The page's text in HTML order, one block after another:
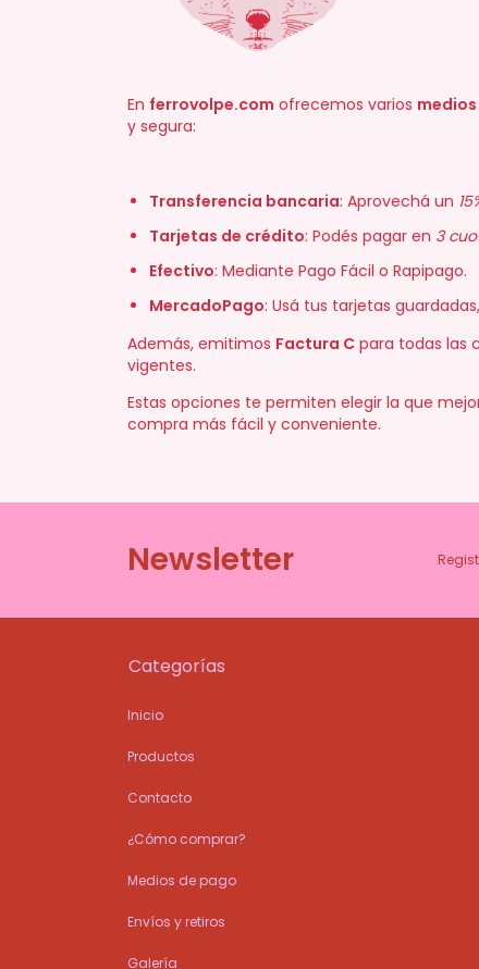
En ferrovolpe.com ofrecemos varios
y segura:
Transferencia bancaria: Aprovechá un
Tarjetas de crédito: Podés pagar en 3
Efectivo: Mediante Pago Fácil o Rapipago.
MercadoPago: Usá tus tarjetas
Además, emitimos Factura C para todas las
vigentes.
Estas opciones te permiten elegir la que
compra más fácil y conveniente.
Newsletter
Categorías
Inicio
Productos
Contacto
¿Cómo comprar?
Medios de pago
Envíos y retiros
Galería